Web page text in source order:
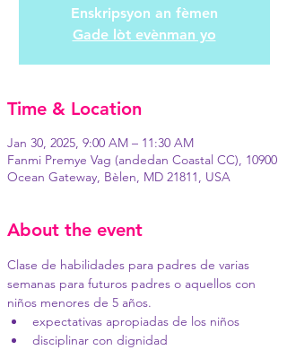
Enskripsyon an fèmen
Gade lòt evènman yo
Time & Location
Jan 30, 2025, 9:00 AM – 11:30 AM
Fanmi Premye Vag (andedan Coastal CC), 10900
Ocean Gateway, Bèlen, MD 21811, USA
About the event
Clase de habilidades para padres de varias
semanas para futuros padres o aquellos con
niños menores de 5 años.
expectativas apropiadas de los niños
disciplinar con dignidad